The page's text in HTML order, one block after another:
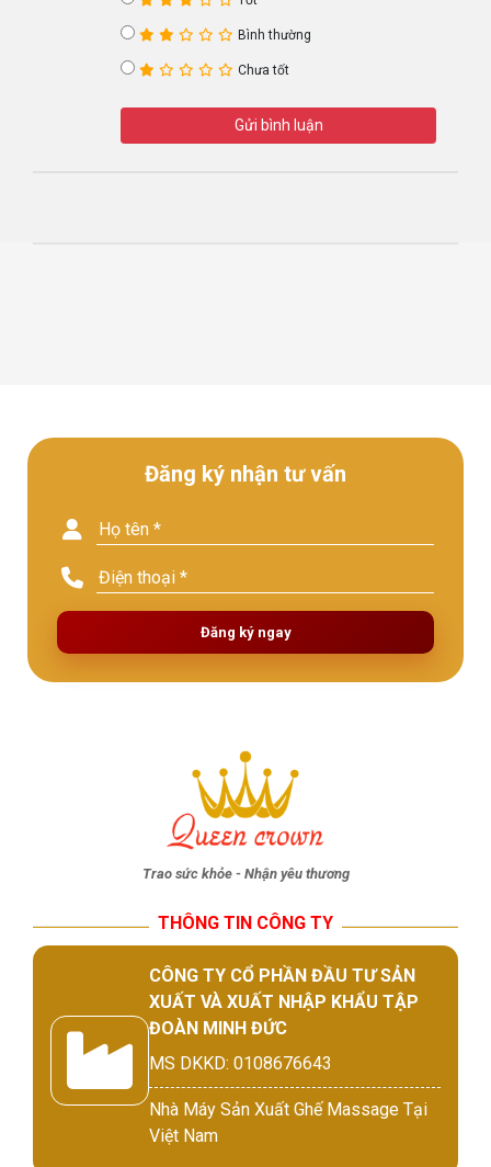
Bình thường
Chưa tốt
Gửi bình luận
Đăng ký nhận tư vấn
Đăng ký ngay
Trao sức khỏe - Nhận yêu thương
THÔNG TIN CÔNG TY
CÔNG TY CỔ PHẦN ĐẦU TƯ SẢN
XUẤT VÀ XUẤT NHẬP KHẨU TẬP
ĐOÀN MINH ĐỨC
MS DKKD: 0108676643
Nhà Máy Sản Xuất Ghế Massage Tại
Việt Nam